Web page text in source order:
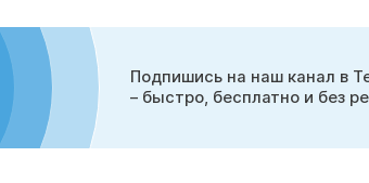
Подпишись на наш канал в
– быстро, бесплатно и без